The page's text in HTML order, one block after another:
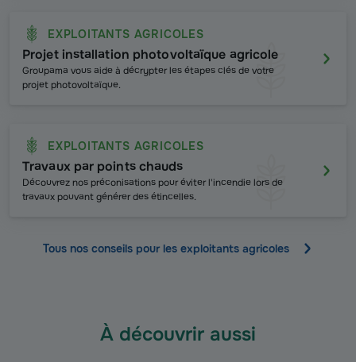
EXPLOITANTS AGRICOLES
Projet installation photovoltaïque agricole
Groupama vous aide à décrypter les étapes clés de votre
projet photovoltaïque.
EXPLOITANTS AGRICOLES
Travaux par points chauds
Découvrez nos préconisations pour éviter l'incendie lors de
travaux pouvant générer des étincelles.
Tous nos conseils pour les exploitants agricoles
À découvrir aussi